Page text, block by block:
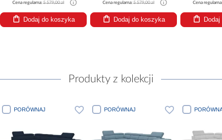
Cena regularna:5 579,00 zł
Dodaj do koszyka
Cena regularna:5 579,00 zł
Dodaj do koszyka
Cena
Produkty z kolekcji
PORÓWNAJ PORÓWNAJ